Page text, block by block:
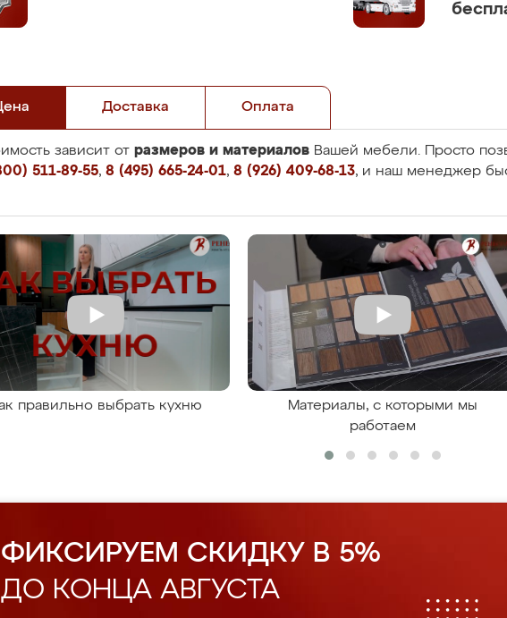
Доставка Оплата
зависит от размеров и материалов Вашей мебели. Просто
511-89-55, 8 (495) 665-24-01, 8 (926) 409-68-13, и наш менеджер
правильно выбрать кухню
Материалы, с которыми мы
работаем
ФИКСИРУЕМ СКИДКУ В 5%
ДО КОНЦА АВГУСТА